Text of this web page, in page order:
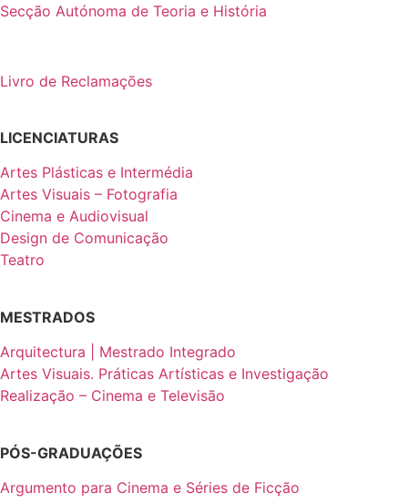
Secção Autónoma de Teoria e História
Livro de Reclamações
LICENCIATURAS
Artes Plásticas e Intermédia
Artes Visuais – Fotografia
Cinema e Audiovisual
Design de Comunicação
Teatro
MESTRADOS
Arquitectura | Mestrado Integrado
Artes Visuais. Práticas Artísticas e Investigação
Realização – Cinema e Televisão
PÓS-GRADUAÇÕES
Argumento para Cinema e Séries de Ficção